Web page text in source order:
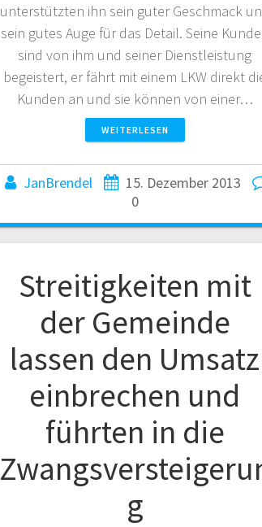
unterstützten ihn sein guter Geschmack
sein gutes Auge für das Detail. Seine
sind von ihm und seiner Dienstleistung
begeistert, er fährt mit einem LKW direkt
Kunden an und sie können von einer…
WEITERLESEN
JanBrendel
15. Dezember 2013
0
Streitigkeiten mit
der Gemeinde
lassen den Umsatz
einbrechen und
führten in die
g